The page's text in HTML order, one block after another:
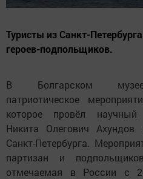
Туристы из Санкт-
героев-подпольщиков.
В Болгарском музее-
патриотическое
которое провёл научный
Никита Олегович
Санкт-Петербурга.
партизан и
отмечаемая в России с